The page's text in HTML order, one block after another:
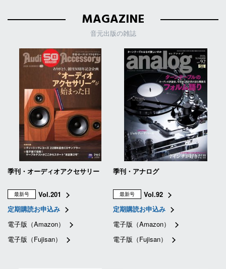
MAGAZINE
音元出版の雑誌
季刊・オーディオアクセサリー
最新号
Vol.201
定期購読お申込み
電子版（Amazon）
電子版（Fujisan）
季刊・アナログ
最新号
Vol.92
定期購読お申込み
電子版（Amazon）
電子版（Fujisan）